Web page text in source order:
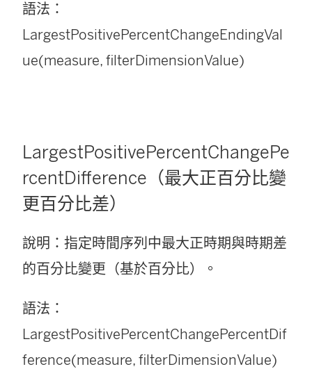
語法：
LargestPositivePercentChangeEndingVal
ue(measure, filterDimensionValue)
LargestPositivePercentChangePe
rcentDifference（最大正百分比變
更百分比差）
說明：指定時間序列中最大正時期與時期差
的百分比變更（基於百分比）。
語法：
LargestPositivePercentChangePercentDif
ference(measure, filterDimensionValue)